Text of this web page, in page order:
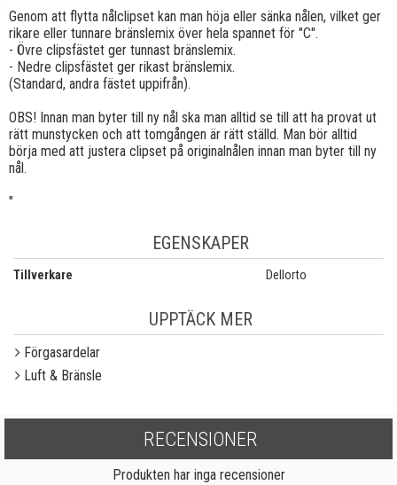
Genom att flytta nålclipset kan man höja eller sänka nålen, vilket ger
rikare eller tunnare bränslemix över hela spannet för "C".
- Övre clipsfästet ger tunnast bränslemix.
- Nedre clipsfästet ger rikast bränslemix.
(Standard, andra fästet uppifrån).
OBS! Innan man byter till ny nål ska man alltid se till att ha provat ut
rätt munstycken och att tomgången är rätt ställd. Man bör alltid
börja med att justera clipset på originalnålen innan man byter till ny
nål.
"
EGENSKAPER
Tillverkare Dellorto
UPPTÄCK MER
Förgasardelar
Luft & Bränsle
RECENSIONER
Produkten har inga recensioner